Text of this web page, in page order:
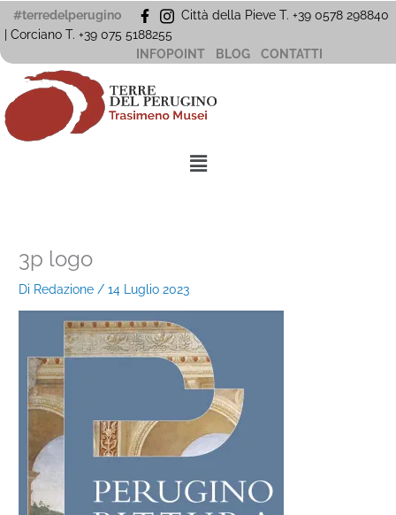
Vai
al
#terredelperugino
Città della Pieve T. +39 0578 298840
| Corciano T. +39 075 5188255
INFOPOINT
BLOG CONTATTI
Menu
3p logo
Di Redazione/14 Luglio 2023